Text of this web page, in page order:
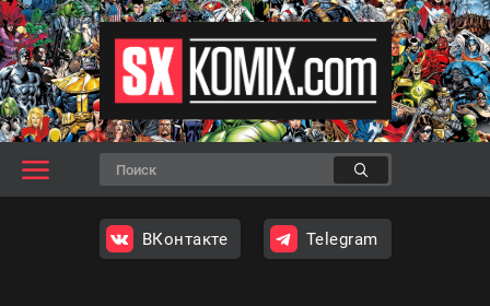
ВКонтакте Telegram